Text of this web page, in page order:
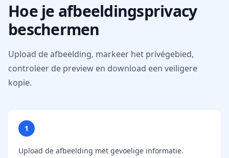
Hoe je afbeeldingsprivacy
beschermen
Upload de afbeelding, markeer het privégebied,
controleer de preview en download een veiligere
kopie.
1
Upload de afbeelding met gevoelige informatie.